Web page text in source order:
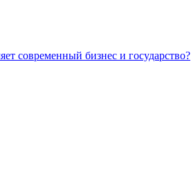
современный бизнес и государство?